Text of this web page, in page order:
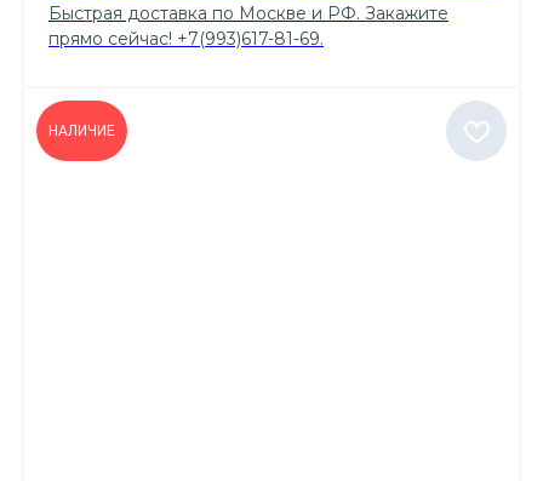
Быстрая доставка по Москве и РФ. Закажите
прямо сейчас! +7(993)617-81-69.
НАЛИЧИЕ